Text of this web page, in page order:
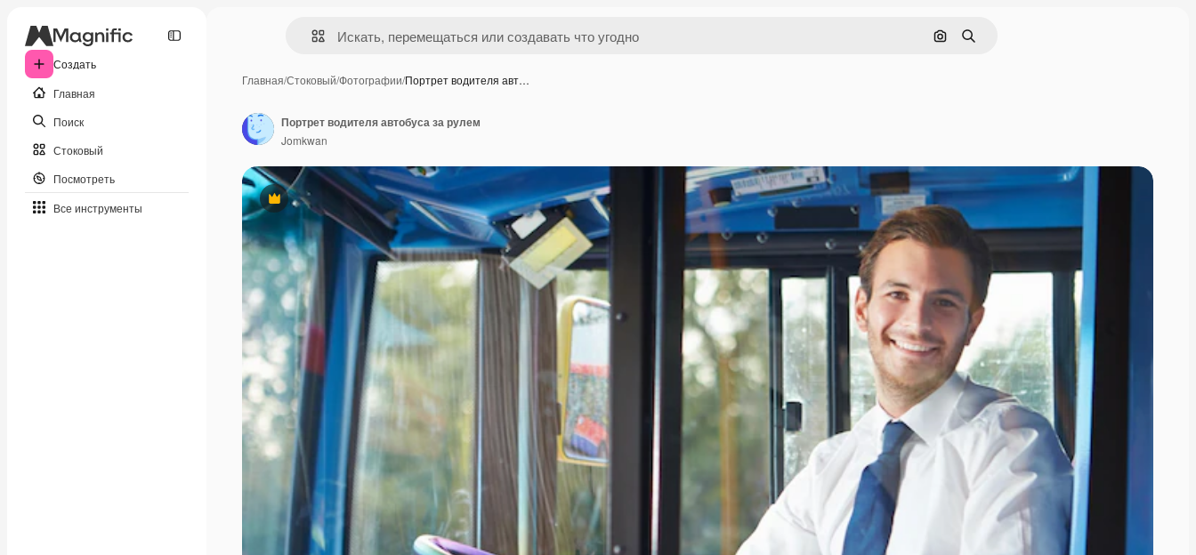
Создать
Главная
Поиск
Стоковый
Посмотреть
Все инструменты
Поиск по изображению
Поиск
Главная/Стоковый/Фотографии/Портрет водителя авт…
Премиум
Портрет водителя автобуса за рулем
Jomkwan